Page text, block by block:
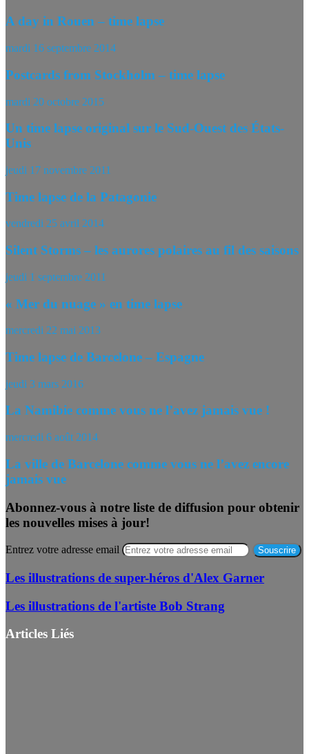
A day in Rouen – time lapse
mardi 16 septembre 2014
Postcards from Stockholm – time lapse
mardi 20 octobre 2015
Un time lapse original sur le Sud-Ouest des États-
Unis
jeudi 17 novembre 2011
Time lapse de la Patagonie
vendredi 25 avril 2014
Silent Storms – les aurores polaires au fil des saisons
jeudi 1 septembre 2011
« Mer du nuage » en time lapse
mercredi 22 mai 2013
Time lapse de Barcelone – Espagne
jeudi 3 mars 2016
La Namibie comme vous ne l’avez jamais vue !
mercredi 6 août 2014
La ville de Barcelone comme vous ne l’avez encore
jamais vue
Abonnez-vous à notre liste de diffusion pour obtenir
les nouvelles mises à jour!
Entrez votre adresse email
Les illustrations de super-héros d'Alex Garner
Les illustrations de l'artiste Bob Strang
Articles Liés